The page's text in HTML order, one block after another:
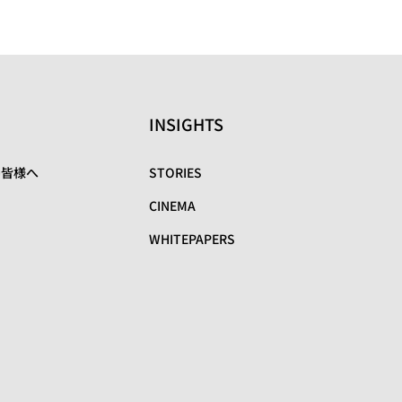
様へ
INSIGHTS
STORIES
CINEMA
WHITEPAPERS